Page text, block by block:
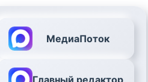
МедиаПоток
Главный редактор